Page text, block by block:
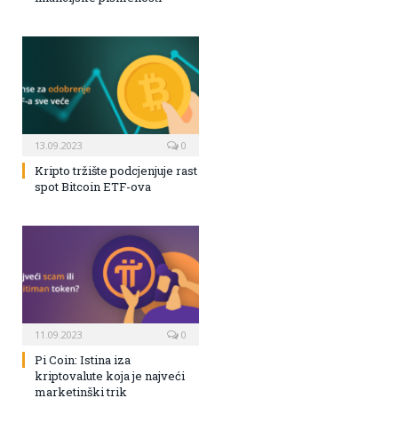
13.09.2023 0
Kripto tržište podcjenjuje rast
spot Bitcoin ETF-ova
11.09.2023 0
Pi Coin: Istina iza
kriptovalute koja je najveći
marketinški trik